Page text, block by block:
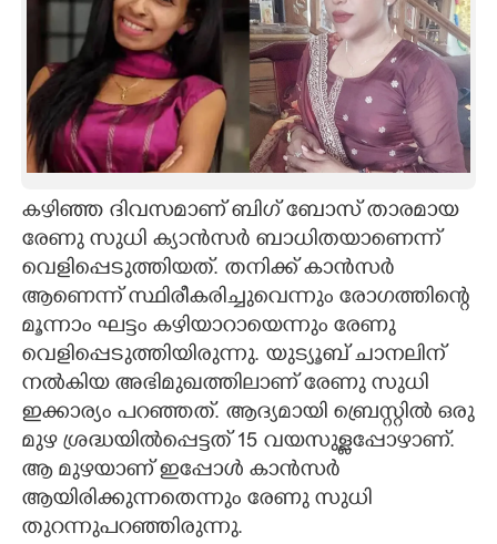
ART
ASTRO
CARTOONS
LITERATURE
ZOOM
CONTACT US
കഴിഞ്ഞ ദിവസമാണ് ബിഗ് ബോസ് താരമായ
രേണു സുധി ക്യാൻസർ ബാധിതയാണെന്ന്
വെളിപ്പെടുത്തിയത്. തനിക്ക് കാൻസർ
ആണെന്ന് സ്ഥിരീകരിച്ചുവെന്നും രോഗത്തിന്റെ
മൂന്നാം ഘട്ടം കഴിയാറായെന്നും രേണു
വെളിപ്പെടുത്തിയിരുന്നു. യുട്യൂബ് ചാനലിന്
നൽകിയ അഭിമുഖത്തിലാണ് രേണു സുധി
ഇക്കാര്യം പറഞ്ഞത്. ആദ്യമായി ബ്രെസ്റ്റിൽ ഒരു
മുഴ ശ്രദ്ധയിൽപ്പെട്ടത് 15 വയസുള്ളപ്പോഴാണ്.
ആ മുഴയാണ് ഇപ്പോൾ കാൻസർ
ആയിരിക്കുന്നതെന്നും രേണു സുധി
തുറന്നുപറഞ്ഞിരുന്നു.